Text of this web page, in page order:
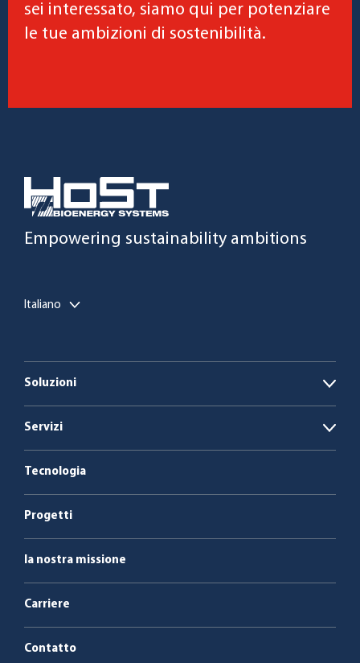
sei interessato, siamo qui per potenziare
le tue ambizioni di sostenibilità.
Empowering sustainability ambitions
Italiano
Soluzioni
Open
Caldaie a biomassa e a rifiuti
Servizi
Open
Assistenza e manutenzione
Tecnologia
Progetti
la nostra missione
Carriere
Contatto